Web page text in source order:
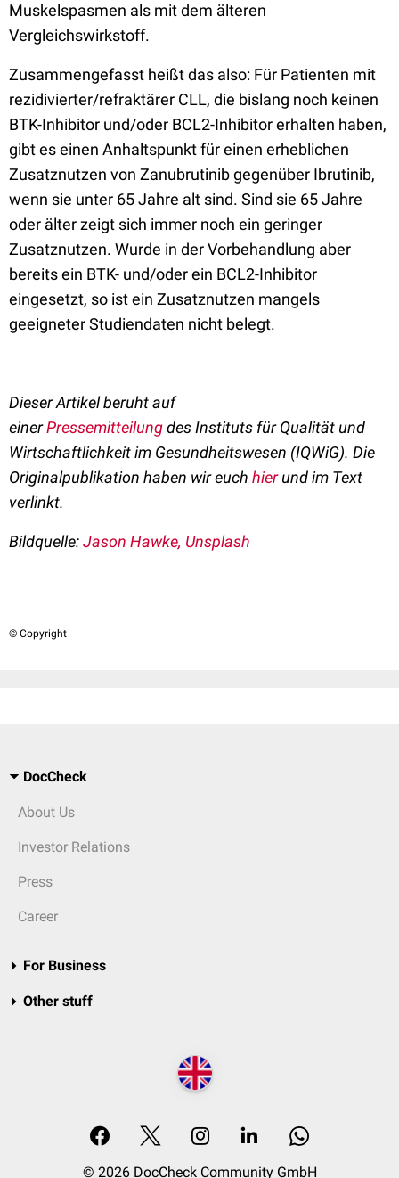
Muskelspasmen als mit dem älteren
Vergleichswirkstoff.
Zusammengefasst heißt das also: Für Patienten mit
rezidivierter/refraktärer CLL, die bislang noch keinen
BTK-Inhibitor und/oder BCL2-Inhibitor erhalten haben,
gibt es einen Anhaltspunkt für einen erheblichen
Zusatznutzen von Zanubrutinib gegenüber Ibrutinib,
wenn sie unter 65 Jahre alt sind. Sind sie 65 Jahre
oder älter zeigt sich immer noch ein geringer
Zusatznutzen. Wurde in der Vorbehandlung aber
bereits ein BTK- und/oder ein BCL2-Inhibitor
eingesetzt, so ist ein Zusatznutzen mangels
geeigneter Studiendaten nicht belegt.
Dieser Artikel beruht auf
einerPressemitteilungdesInstituts für Qualität und
Wirtschaftlichkeit im Gesundheitswesen (IQWiG). Die
Originalpublikation haben wir euch hierund im Text
verlinkt.
Bildquelle:Jason Hawke, Unsplash
© Copyright
DocCheck
About Us
Investor Relations
Press
Career
For Business
Other stuff
© 2026 DocCheck Community GmbH